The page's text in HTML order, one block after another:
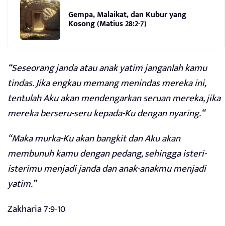
Gempa, Malaikat, dan Kubur yang
Kosong (Matius 28:2-7)
“Seseorang janda atau anak yatim janganlah kamu
tindas. Jika engkau memang menindas mereka ini,
tentulah Aku akan mendengarkan seruan mereka, jika
mereka berseru-seru kepada-Ku dengan nyaring.“
“Maka murka-Ku akan bangkit dan Aku akan
membunuh kamu dengan pedang, sehingga isteri-
isterimu menjadi janda dan anak-anakmu menjadi
yatim.”
Zakharia 7:9-10